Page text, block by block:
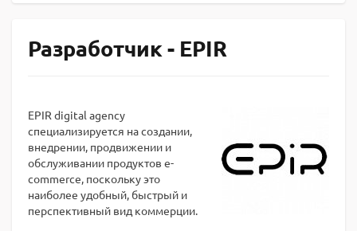
Разработчик - EPIR
EPIR digital agency
специализируется на создании,
внедрении, продвижении и
обслуживании продуктов e-
commerce, поскольку это
наиболее удобный, быстрый и
перспективный вид коммерции.